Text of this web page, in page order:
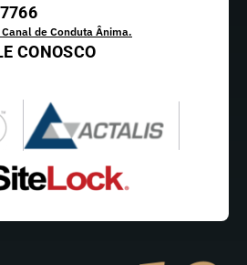
de Conduta Ânima.
CONOSCO